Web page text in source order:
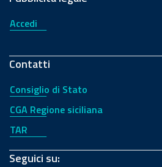
Accedi
Contatti
Consiglio di Stato
CGA Regione siciliana
TAR
Seguici su: